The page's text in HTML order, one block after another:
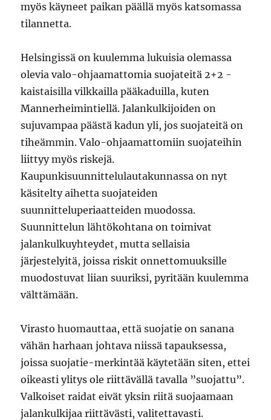
myös käyneet paikan päällä myös katsomassa
tilannetta.
Helsingissä on kuulemma lukuisia olemassa
olevia valo-ohjaamattomia suojateitä 2+2 -
kaistaisilla vilkkailla pääkaduilla, kuten
Mannerheimintiellä. Jalankulkijoiden on
sujuvampaa päästä kadun yli, jos suojateitä on
tiheämmin. Valo-ohjaamattomiin suojateihin
liittyy myös riskejä.
Kaupunkisuunnittelulautakunnassa on nyt
käsitelty aihetta suojateiden
suunnitteluperiaatteiden muodossa.
Suunnittelun lähtökohtana on toimivat
jalankulkuyhteydet, mutta sellaisia
järjestelyitä, joissa riskit onnettomuuksille
muodostuvat liian suuriksi, pyritään kuulemma
välttämään.
Virasto huomauttaa, että suojatie on sanana
vähän harhaan johtava niissä tapauksessa,
joissa suojatie-merkintää käytetään siten, ettei
oikeasti ylitys ole riittävällä tavalla ”suojattu”.
Valkoiset raidat eivät yksin riitä suojaamaan
jalankulkijaa riittävästi, valitettavasti.